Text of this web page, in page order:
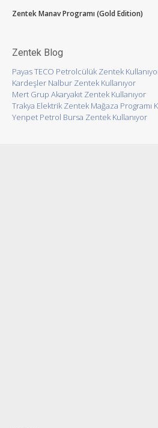
Zentek Manav Programı (Gold Edition)
Zentek Blog
Payas TECO Petrolcülük Zentek
Kardeşler Nalbur Zentek Kullanıyor
Mert Grup Akaryakıt Zentek Kullanıyor
Trakya Elektrik Zentek Mağaza Programı
Yenpet Petrol Bursa Zentek Kullanıyor